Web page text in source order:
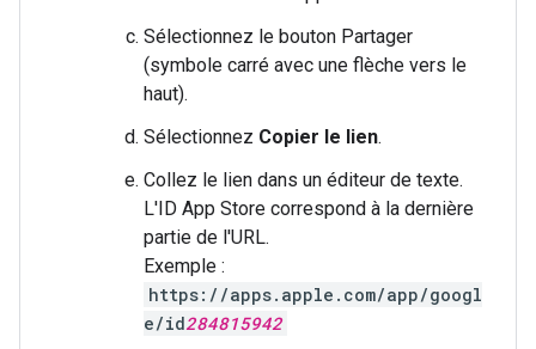
Sélectionnez le bouton Partager
(symbole carré avec une flèche vers le
haut).
Sélectionnez Copier le lien.
Collez le lien dans un éditeur de texte.
L'ID App Store correspond à la dernière
partie de l'URL.
Exemple :
https://apps.apple.com/app/googl
e/id284815942